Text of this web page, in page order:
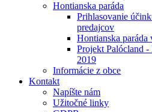
Hontianska paráda
Prihlasovanie
predajcov
Hontianska paráda
Projekt Palócland
2019
Informácie z obce
Kontakt
Napíšte nám
Užitočné linky